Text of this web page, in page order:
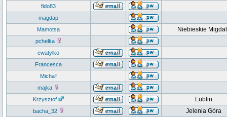
fido83
magdap
Mamotsa
Niebieskie
pchełka
ewatylko
Francesca
Micha³
majka
Krzysztof
Lublin
bacha_32 Jelenia Góra